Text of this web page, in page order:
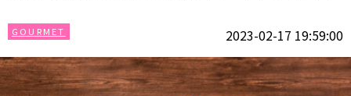
GOURMET 2023-02-17 19:59:00